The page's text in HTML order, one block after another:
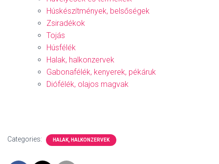
Húskészítmények, belsőségek
Zsiradékok
Tojás
Húsfélék
Halak, halkonzervek
Gabonafélék, kenyerek, pékáruk
Diófélék, olajos magvak
Categories: HALAK, HALKONZERVEK